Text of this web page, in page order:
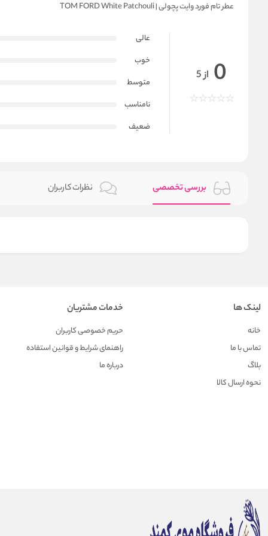
عطر تام فورد وایت پچولی | TOM FORD White Patchouli
0 از 5
عالی
خوب
متوسط
نامناسب
ضعیف
بررسی تخصصی نظرات کاربران
لینک ها
خانه
تماس با ما
بلاگ
نحوه ارسال کالا
خدمات مشتریان
حریم خصوصی کاربران
راهنمای شرایط و قوانین استفاده
درباره ما